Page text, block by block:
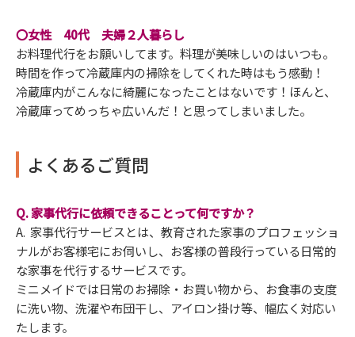
〇女性 40代 夫婦２人暮らし
お料理代行をお願いしてます。料理が美味しいのはいつも。
時間を作って冷蔵庫内の掃除をしてくれた時はもう感動！
冷蔵庫内がこんなに綺麗になったことはないです！ほんと、
冷蔵庫ってめっちゃ広いんだ！と思ってしまいました。
よくあるご質問
Q. 家事代行に依頼できることって何ですか？
A. 家事代行サービスとは、教育された家事のプロフェッショ
ナルがお客様宅にお伺いし、お客様の普段行っている日常的
な家事を代行するサービスです。
ミニメイドでは日常のお掃除・お買い物から、お食事の支度
に洗い物、洗濯や布団干し、アイロン掛け等、幅広く対応い
たします。